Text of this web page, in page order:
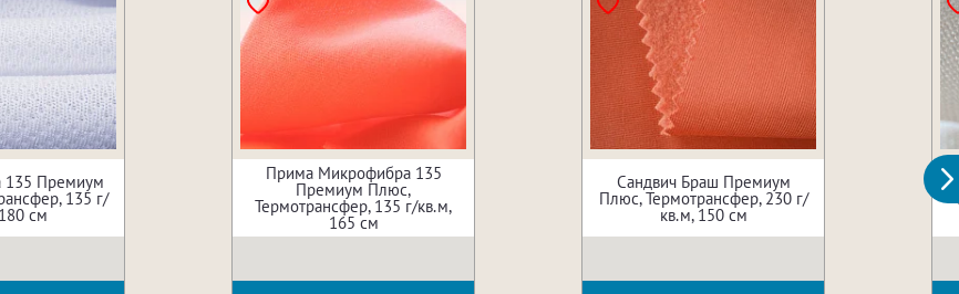
135 Премиум
135 г/
см
Прима Микрофибра 135
Премиум Плюс,
Термотрансфер, 135 г/кв.м,
165 см
Сандвич Браш Премиум
Плюс, Термотрансфер, 230 г/
кв.м, 150 см